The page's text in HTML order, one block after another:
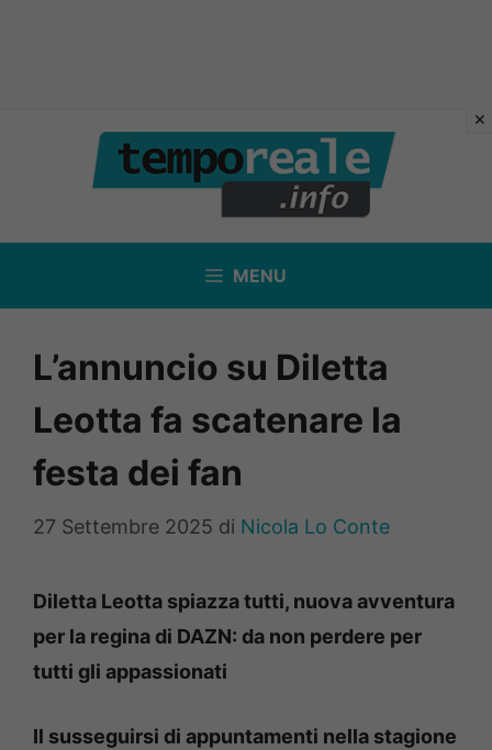
contenuto
MENU
L’annuncio su Diletta
Leotta fa scatenare la
festa dei fan
27 Settembre 2025 di Nicola Lo Conte
Diletta Leotta spiazza tutti, nuova avventura
per la regina di DAZN: da non perdere per
tutti gli appassionati
Il susseguirsi di appuntamenti nella stagione